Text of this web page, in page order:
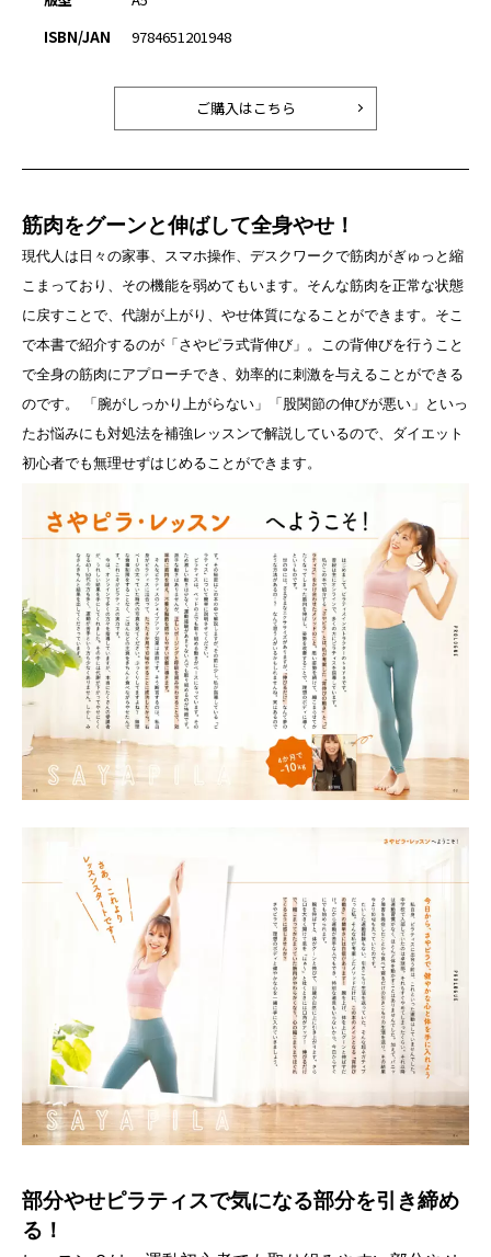
ISBN/JAN
9784651201948
ご購入はこちら
筋肉をグーンと伸ばして全身やせ！
現代人は日々の家事、スマホ操作、デスクワークで筋肉がぎゅっと縮
こまっており、その機能を弱めてもいます。そんな筋肉を正常な状態
に戻すことで、代謝が上がり、やせ体質になることができます。そこ
で本書で紹介するのが「さやピラ式背伸び」。この背伸びを行うこと
で全身の筋肉にアプローチでき、効率的に刺激を与えることができる
のです。 「腕がしっかり上がらない」「股関節の伸びが悪い」といっ
たお悩みにも対処法を補強レッスンで解説しているので、ダイエット
初心者でも無理せずはじめることができます。
部分やせピラティスで気になる部分を引き締め
る！